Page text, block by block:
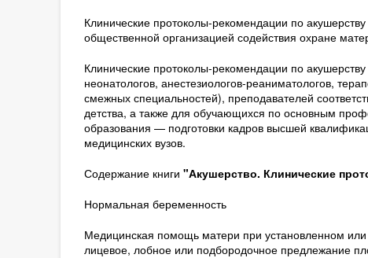
Клинические протоколы-рекомендации по
общественной организацией содействия охране
Клинические протоколы-рекомендации по
неонатологов, анестезиологов-реаниматологов,
смежных специальностей), преподавателей
детства, а также для обучающихся по основным
образования — подготовки кадров высшей
медицинских вузов.
Содержание книги "Акушерство. Клинические
Нормальная беременность
Медицинская помощь матери при установленном
лицевое, лобное или подбородочное предлежание